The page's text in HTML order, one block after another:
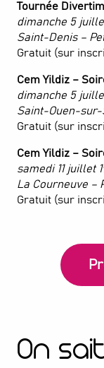
Tournée
dimanche 5
Saint-Denis –
Gratuit (sur
Cem Yildiz –
dimanche 5
Saint-Ouen-sur-
Gratuit (sur
Cem Yildiz –
samedi 11 juillet
La Courneuve –
Gratuit (sur
On